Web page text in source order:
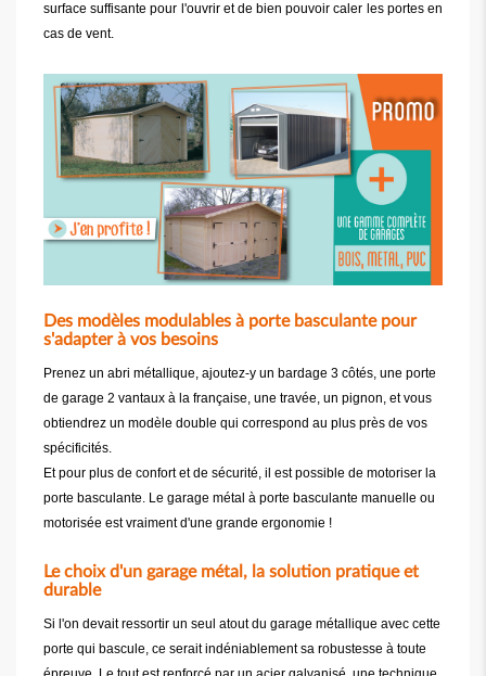
surface suffisante pour l'ouvrir et de bien pouvoir caler les portes en
cas de vent.
Des modèles modulables à porte basculante pour
s'adapter à vos besoins
Prenez un abri métallique, ajoutez-y un bardage 3 côtés, une porte
de garage 2 vantaux à la française, une travée, un pignon, et vous
obtiendrez un modèle double qui correspond au plus près de vos
spécificités.
Et pour plus de confort et de sécurité, il est possible de motoriser la
porte basculante. Le garage métal à porte basculante manuelle ou
motorisée est vraiment d'une grande ergonomie !
Le choix d'un garage métal, la solution pratique et
durable
Si l'on devait ressortir un seul atout du garage métallique avec cette
porte qui bascule, ce serait indéniablement sa robustesse à toute